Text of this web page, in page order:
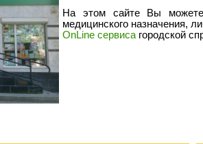
На этом сайте Вы можете
медицинского назначения,
OnLine сервисагородской